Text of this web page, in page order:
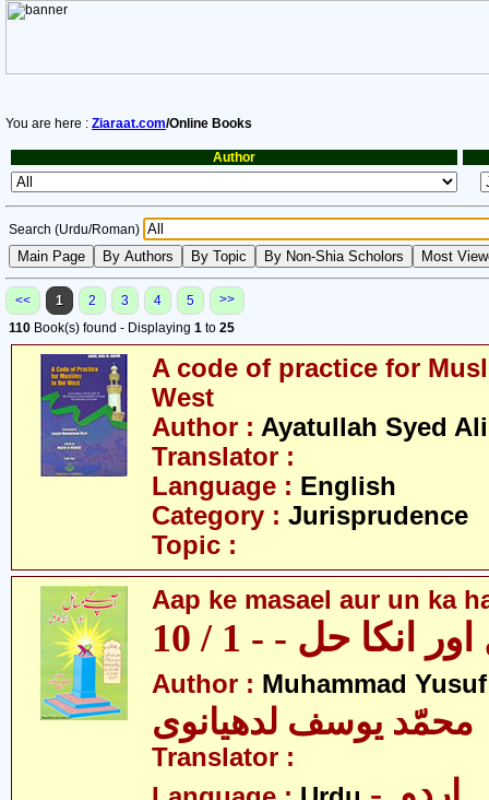
You are here : Ziaraat.com/Online Books
Author
Search (Urdu/Roman)
<< 1 2 3 4 5
>>
110 Book(s) found - Displaying 1 to 25
A code of practice for
West
Author : Ayatullah Syed
Translator :
Language : English
Category : Jurisprudence
Topic :
Aap ke masael aur un ka
انکا حل - - 1 / 10
Author : Muhammad
محمّد یوسف لدھیانوی
Translator :